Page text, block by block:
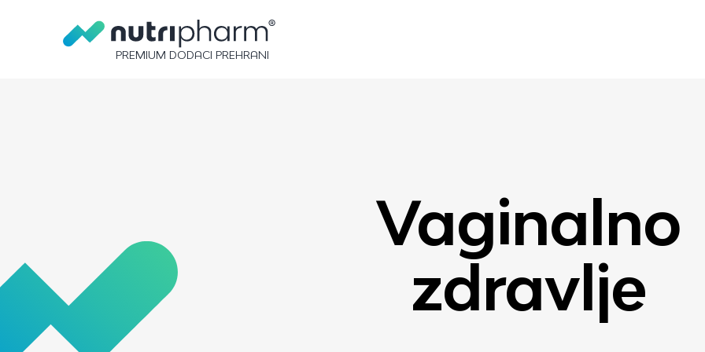
Vaginalno
zdravlje